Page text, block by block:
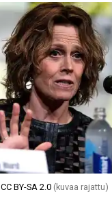
CC BY-SA 2.0 (kuvaa rajattu)